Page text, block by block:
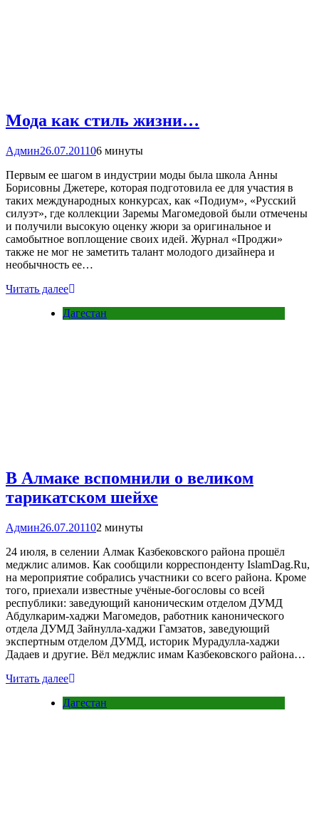
Мода как стиль жизни…
Админ26.07.201106 минуты
Первым ее шагом в индустрии моды была школа Анны
Борисовны Джетере, которая подготовила ее для участия в
таких международных конкурсах, как «Подиум», «Русский
силуэт», где коллекции Заремы Магомедовой были отмечены
и получили высокую оценку жюри за оригинальное и
самобытное воплощение своих идей. Журнал «Проджи»
также не мог не заметить талант молодого дизайнера и
необычность ее…
Читать далее
Дагестан
В Алмаке вспомнили о великом
тарикатском шейхе
Админ26.07.201102 минуты
24 июля, в селении Алмак Казбековского района прошёл
меджлис алимов. Как сообщили корреспонденту IslamDag.Ru,
на мероприятие собрались участники со всего района. Кроме
того, приехали известные учёные-богословы со всей
республики: заведующий каноническим отделом ДУМД
Абдулкарим-хаджи Магомедов, работник канонического
отдела ДУМД Зайнулла-хаджи Гамзатов, заведующий
экспертным отделом ДУМД, историк Мурадулла-хаджи
Дадаев и другие. Вёл меджлис имам Казбековского района…
Читать далее
Дагестан